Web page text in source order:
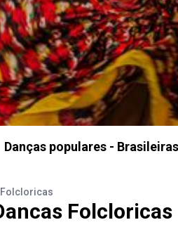
Danças populares -
Folcloricas
Folcloricas